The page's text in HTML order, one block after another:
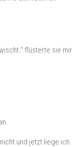
flüsterte sie mir
und jetzt liege ich